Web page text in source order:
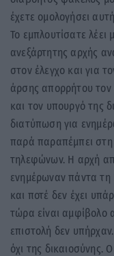
έχετε ομολογήσει
Το εμπλουτίσατε λέει
ανεξάρτητης αρχής
στον έλεγχο και για
άρσης απορρήτου τον
και τον υπουργό της
διατύπωση για
παρά παραπέμπει στη
τηλεφώνων. Η αρχή
ενημέρωναν πάντα τη
και ποτέ δεν έχει
τώρα είναι αμφίβολο
επιστολή δεν
όχι της δικαιοσύνης.